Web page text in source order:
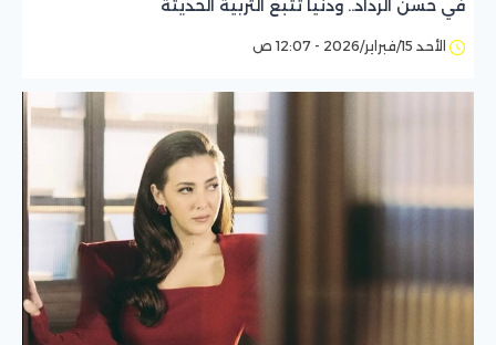
في حسن الرداد.. ودنيا تتبع التربية الحديثة
الأحد 15/فبراير/2026 - 12:07 ص